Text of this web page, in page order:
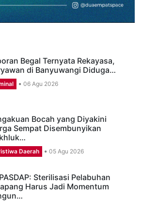
Begal Ternyata Rekayasa,
di Banyuwangi Diduga…
06 Agu 2026
Bocah yang Diyakini
Sempat Disembunyikan
Daerah 05 Agu 2026
Sterilisasi Pelabuhan
Harus Jadi Momentum